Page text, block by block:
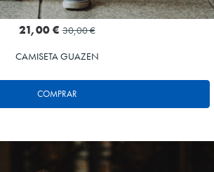
COMPRAR
21,00 € 30,00 €
CAMISETA GUAZEN